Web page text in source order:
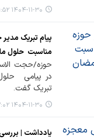
۱۴۰۴-۱۱-۳۰ ۱۱:۵۲
پیام تبریک
مناسبت حلول
‌حوزه/حجت
در پیامی
تبریک گفت.
۱۴۰۴-۱۱-۳۰ ۱۲:۰۲
یادداشت |